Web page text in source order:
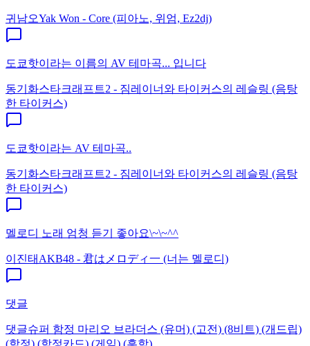
귀남오Yak Won - Core (피아노, 위엄, Ez2dj)
도쿄핫이라는 이름의 AV 테마곡... 입니다
동기화스타크래프트2 - 짐레이너와 타이커스의 레슬링 (음탕
한 타이커스)
도쿄핫이라는 AV 테마곡..
동기화스타크래프트2 - 짐레이너와 타이커스의 레슬링 (음탕
한 타이커스)
멜로디 노래 엄청 듣기 좋아요\~\~^^
이진태 AKB48 - 君はメロディ一 (너는 멜로디)
댓글
댓글슈퍼 함정 마리오 브라더스 (유머) (고전) (8비트) (개드립)